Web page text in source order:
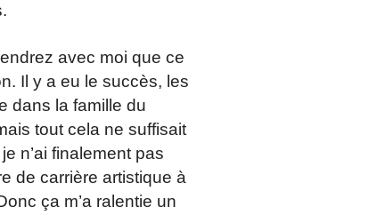
avec moi que ce
Il y a eu le succès, les
dans la famille du
tout cela ne suffisait
n’ai finalement pas
de carrière artistique à
ça m’a ralentie un